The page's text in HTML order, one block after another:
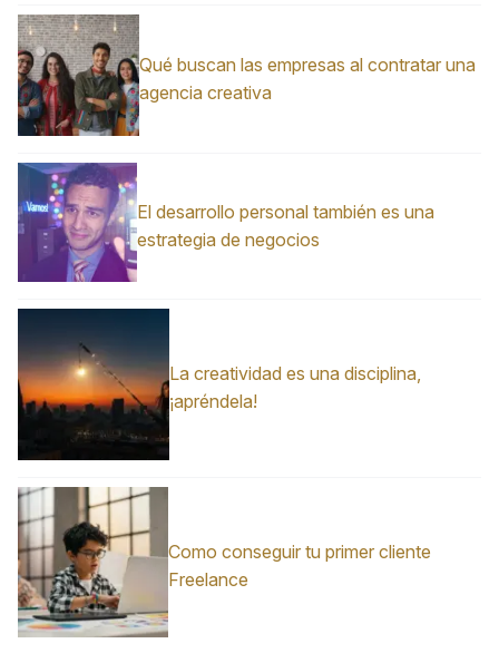
Qué buscan las empresas al contratar una
agencia creativa
El desarrollo personal también es una
estrategia de negocios
La creatividad es una disciplina,
¡apréndela!
Como conseguir tu primer cliente
Freelance